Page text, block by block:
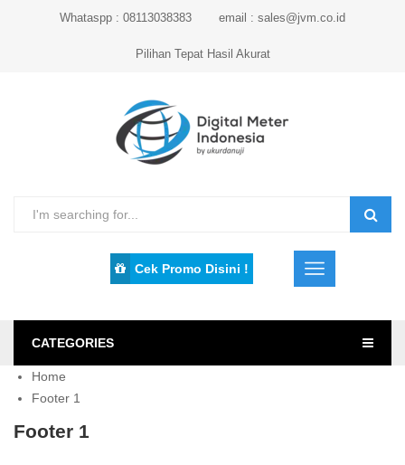
Whataspp : 08113038383 email : sales@jvm.co.id
Pilihan Tepat Hasil Akurat
Cek Promo Disini !
CATEGORIES
Home
Footer 1
Footer 1